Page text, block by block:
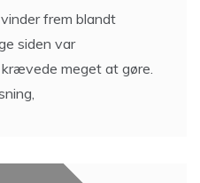
frem blandt
siden var
meget at gøre.